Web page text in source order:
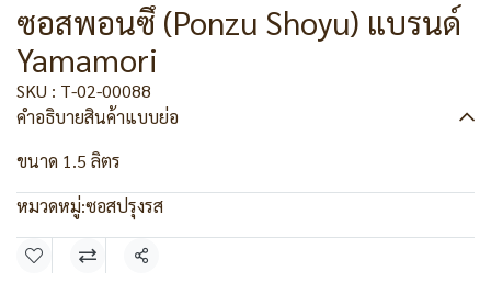
ซอสพอนซึ (Ponzu Shoyu) แบรนด์
Yamamori
SKU : T-02-00088
คำอธิบายสินค้าแบบย่อ
ขนาด 1.5 ลิตร
หมวดหมู่:ซอสปรุงรส
แชร์